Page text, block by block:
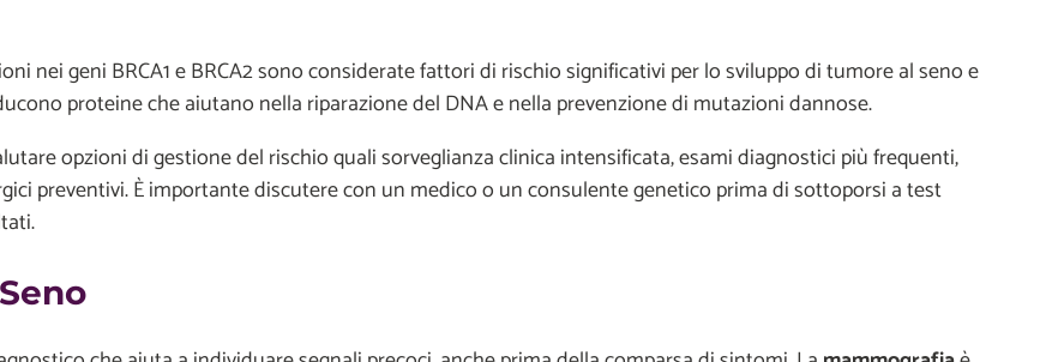
nei geni BRCA1 e BRCA2 sono considerate fattori di rischio significativi per lo sviluppo di tumore al seno e
proteine che aiutano nella riparazione del DNA e nella prevenzione di mutazioni dannose.
opzioni di gestione del rischio quali sorveglianza clinica intensificata, esami diagnostici più frequenti,
preventivi. È importante discutere con un medico o un consulente genetico prima di sottoporsi a test